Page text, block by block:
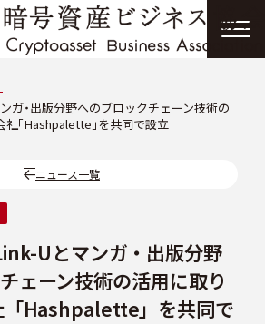
ガ・出版分野へのブロックチェーン技術の
「Hashpalette」を共同で設立
ニュース一覧
Uとマンガ・出版分野
ェーン技術の活用に取り
「Hashpalette」を共同で